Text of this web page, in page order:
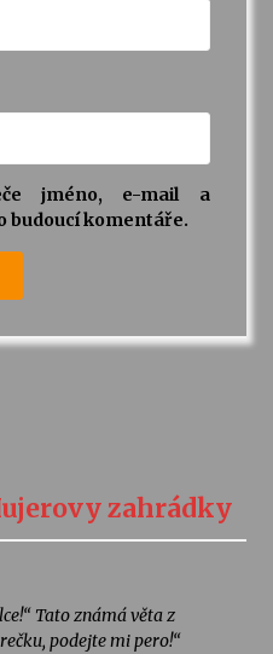
jméno, e-mail a
budoucí komentáře.
zahrádky
Tato známá věta z
podejte mi pero!“